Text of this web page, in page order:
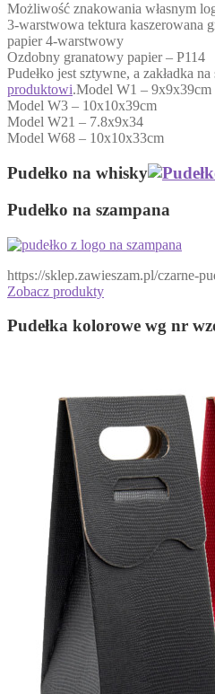
Możliwość znakowania własnym
3-warstwowa tektura kaszerowana
papier 4-warstwowy
Ozdobny granatowy papier – P114
Pudełko jest sztywne, a zakładka
produktowi.Model W1 – 9x9x39cm
Model W3 – 10x10x39cm
Model W21 – 7.8x9x34
Model W68 – 10x10x33cm
Pudełko na whisky
Pudełko na szampana
https://sklep.zawieszam.pl/czarne-
Zobacz produkty
Pudełka kolorowe wg nr